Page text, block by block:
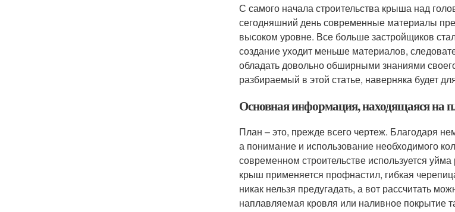
С самого начала строительства крыша над
сегодняшний день современные материалы
высоком уровне. Все больше застройщиков
создание уходит меньше материалов,
обладать довольно обширными знаниями
разбираемый в этой статье, наверняка будет
Основная информация, находящаяся на
План – это, прежде всего чертеж. Благодаря
а понимание и использование необходимого
современном строительстве используется
крыш применяется профнастил, гибкая
никак нельзя предугадать, а вот рассчитать
наплавляемая кровля или наливное покрытие